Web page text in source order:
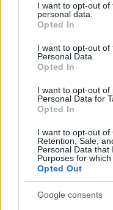
not limited to your visit
grant or deny consent
use your data for
consent section.
I want to opt-out
personal data.
Opted In
I want to opt-out of
Personal Data.
Opted In
I want to opt-out of
Personal Data for
Opted In
I want to opt-out of
Retention, Sale,
Personal Data that
Purposes for which
Opted Out
Google consents
A
csökkentette
A pénzügyi tárca
hogy a
fejlesztéseire ne
sékelt
védelmi
Tanács végül
Kelet és Európa
növeli katonai